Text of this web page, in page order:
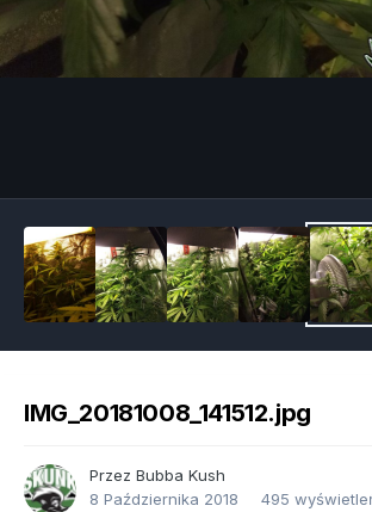
IMG_20181008_141512.jpg
Przez Bubba Kush
8 Października 2018
495